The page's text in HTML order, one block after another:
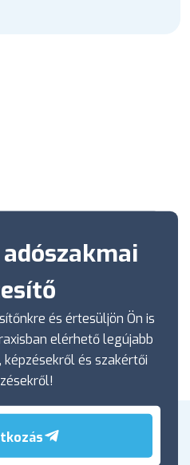
és értesüljön Ön is
elérhető legújabb
és szakértői